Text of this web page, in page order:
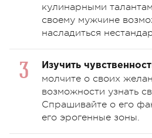
кулинарными
своему мужчине
насладиться
Изучить
молчите о своих
возможности узнать
Спрашивайте о его
его эрогенные зоны.